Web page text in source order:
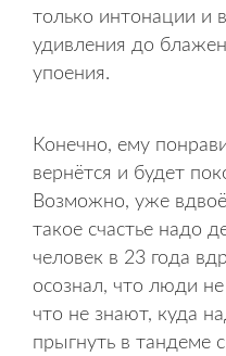
только интонации и
удивления до
упоения.
Конечно, ему
вернётся и будет
Возможно, уже
такое счастье надо
человек в 23 года
осознал, что люди
что не знают, куда
прыгнуть в тандеме